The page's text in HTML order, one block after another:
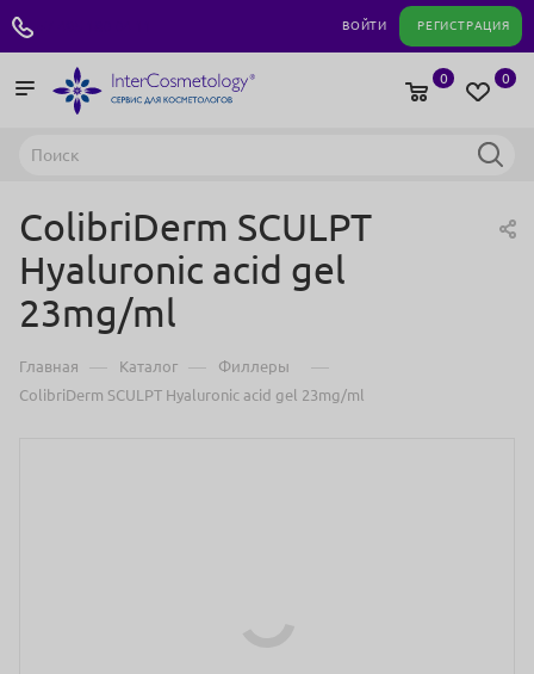
ВОЙТИ РЕГИСТРАЦИЯ
0
0
ColibriDerm SCULPT
Hyaluronic acid gel
23mg/ml
Главная — Каталог — Филлеры —
ColibriDerm SCULPT Hyaluronic acid gel 23mg/ml